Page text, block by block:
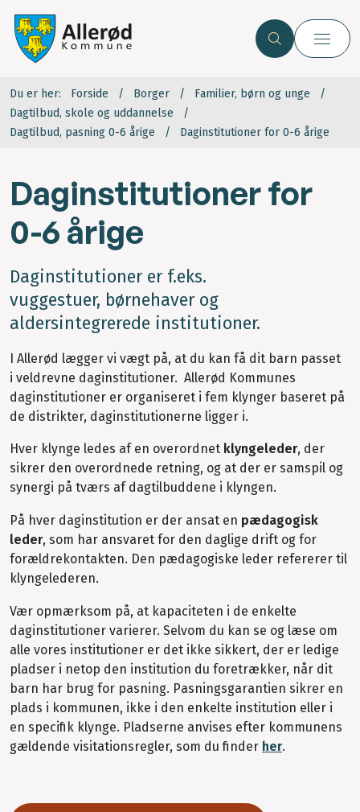
Du er her: Forside Borger
Familier, børn og unge
Dagtilbud, skole og uddannelse
Dagtilbud, pasning 0-6 årige
Daginstitutioner for 0-6 årige
Daginstitutioner for
0-6 årige
Daginstitutioner er f.eks.
vuggestuer, børnehaver og
aldersintegrerede institutioner.
I Allerød lægger vi vægt på, at du kan få dit barn passet
i veldrevne daginstitutioner. Allerød Kommunes
daginstitutioner er organiseret i fem klynger baseret på
de distrikter, daginstitutionerne ligger i.
Hver klynge ledes af en overordnet klyngeleder, der
sikrer den overordnede retning, og at der er samspil og
synergi på tværs af dagtilbuddene i klyngen.
På hver daginstitution er der ansat en pædagogisk
leder, som har ansvaret for den daglige drift og for
forældrekontakten. Den pædagogiske leder refererer til
klyngelederen.
Vær opmærksom på, at kapaciteten i de enkelte
daginstitutioner varierer. Selvom du kan se og læse om
alle vores institutioner er det ikke sikkert, der er ledige
pladser i netop den institution du foretrækker, når dit
barn har brug for pasning. Pasningsgarantien sikrer en
plads i kommunen, ikke i den enkelte institution eller i
en specifik klynge. Pladserne anvises efter kommunens
gældende visitationsregler, som du finder her.